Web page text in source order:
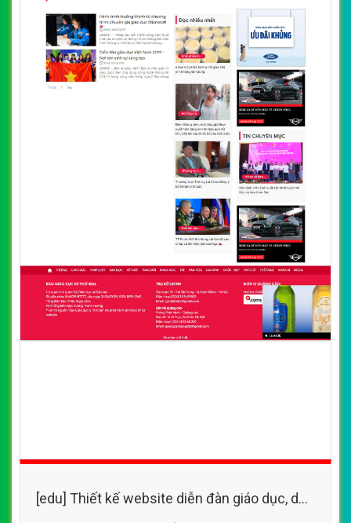
[edu] Thiết kế website diễn đàn giáo dục, dạy
học đẹp SEO tốt